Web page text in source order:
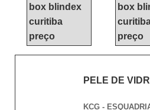
box blindex
curitiba
preço
box
preço
PELE DE
KCG -